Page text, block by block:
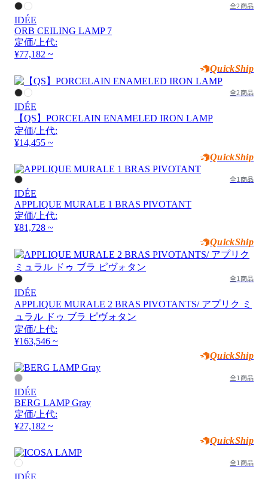
全2商品
IDÉE
ORB CEILING LAMP 7
定価/上代:
¥77,182 ~
QuickShip
全2商品
IDÉE
【QS】PORCELAIN ENAMELED IRON LAMP
定価/上代:
¥14,455 ~
QuickShip
全1商品
IDÉE
APPLIQUE MURALE 1 BRAS PIVOTANT
定価/上代:
¥81,728 ~
QuickShip
全1商品
IDÉE
APPLIQUE MURALE 2 BRAS PIVOTANTS/ アプリク ミ
ュラル ドゥ ブラ ピヴォタン
定価/上代:
¥163,546 ~
QuickShip
全1商品
IDÉE
BERG LAMP Gray
定価/上代:
¥27,182 ~
QuickShip
全1商品
IDÉE